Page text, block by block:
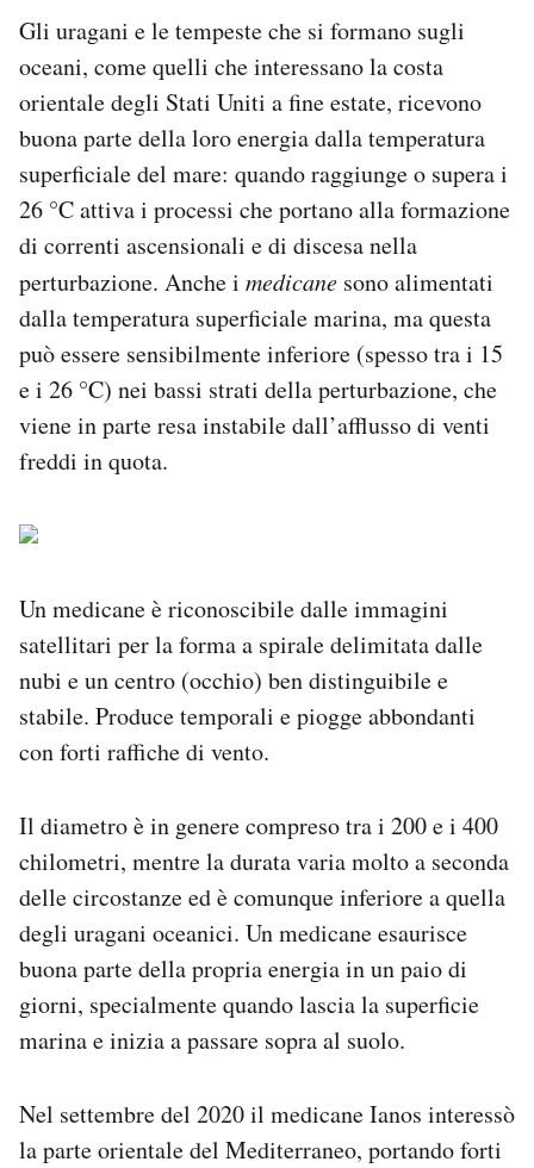
Gli uragani e le tempeste che si formano sugli
oceani, come quelli che interessano la costa
orientale degli Stati Uniti a fine estate, ricevono
buona parte della loro energia dalla temperatura
superficiale del mare: quando raggiunge o supera i
26 °C attiva i processi che portano alla formazione
di correnti ascensionali e di discesa nella
perturbazione. Anche i medicane sono alimentati
dalla temperatura superficiale marina, ma questa
può essere sensibilmente inferiore (spesso tra i 15
e i 26 °C) nei bassi strati della perturbazione, che
viene in parte resa instabile dall’afflusso di venti
freddi in quota.
Un medicane è riconoscibile dalle immagini
satellitari per la forma a spirale delimitata dalle
nubi e un centro (occhio) ben distinguibile e
stabile. Produce temporali e piogge abbondanti
con forti raffiche di vento.
Il diametro è in genere compreso tra i 200 e i 400
chilometri, mentre la durata varia molto a seconda
delle circostanze ed è comunque inferiore a quella
degli uragani oceanici. Un medicane esaurisce
buona parte della propria energia in un paio di
giorni, specialmente quando lascia la superficie
marina e inizia a passare sopra al suolo.
Nel settembre del 2020 il medicane Ianos interessò
la parte orientale del Mediterraneo, portando forti